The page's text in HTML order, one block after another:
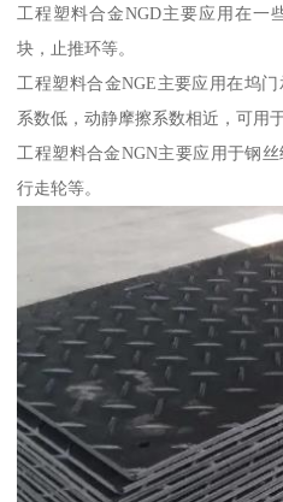
工程塑料合金NGD主要应用在一
块，止推环等。
工程塑料合金NGE主要应用在坞
系数低，动静摩擦系数相近，可用
工程塑料合金NGN主要应用于钢
行走轮等。